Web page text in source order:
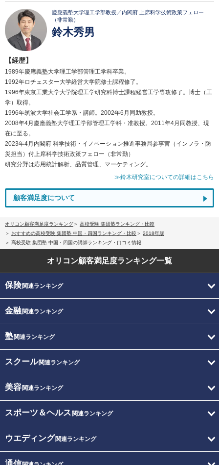
慶應義塾大学理工学部教授／内閣府 上席科学技術政策フェロー
（非常勤）
鈴木秀男
【経歴】
1989年慶應義塾大学理工学部管理工学科卒業。
1992年ロチェスター大学経営大学院修士課程修了。
1996年東京工業大学大学院理工学研究科博士課程経営工学専攻修了。博士（工
学）取得。
1996年筑波大学社会工学系・講師。2002年6月同助教授。
2008年4月慶應義塾大学理工学部管理工学科・准教授。2011年4月同教授、現
在に至る。
2023年4月内閣府 科学技術・イノベーション推進事務局参事官（インフラ・防
災担当）付上席科学技術政策フェロー（非常勤）
研究分野は応用統計解析、品質管理、マーケティング。
≫鈴木研究室についての詳細はこちら
顧客満足度について
オリコン顧客満足度ランキング
高校受験 集団塾ランキング・比較
おすすめの高校受験 集団塾 中国・四国ランキング・比較
2018年版
高校受験 集団塾 中国・四国の講師ランキング・口コミ情報
オリコン顧客満足度ランキング一覧
保険関連ランキング
金融関連ランキング
塾関連ランキング
スクール関連ランキング
美容関連ランキング
スポーツ＆ヘルス 関連ランキング
ウエディング関連ランキング